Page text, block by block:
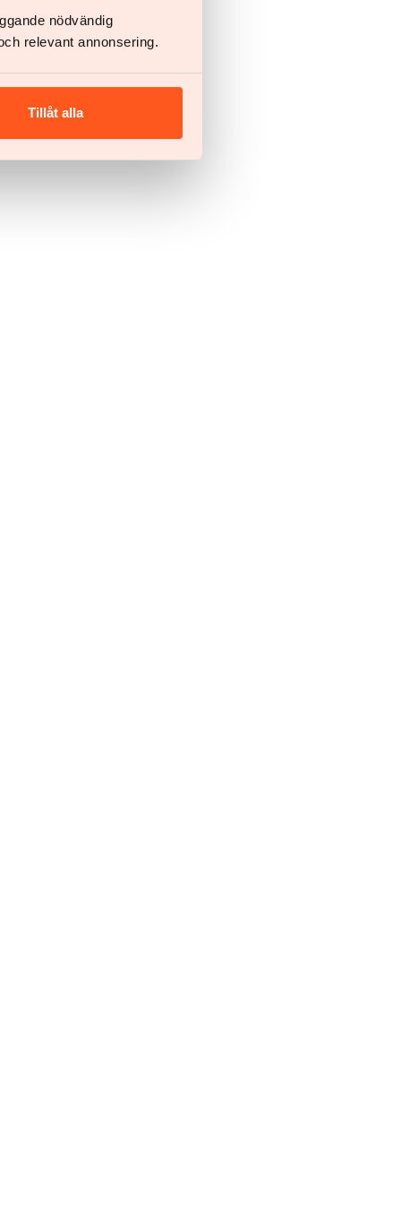
nödvändig
relevant annonsering.
Tillåt alla